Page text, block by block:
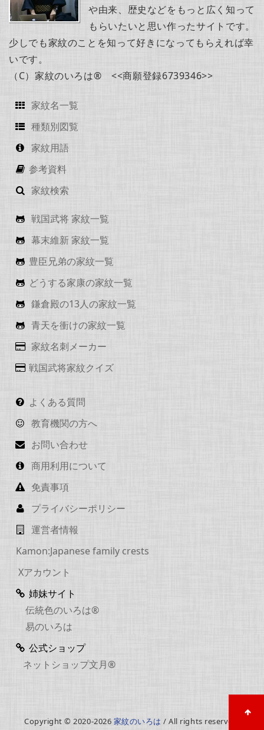
や由来、歴史などをもっと広く知って
もらいたいと思い作ったサイトです。
少しでも家紋のことを知って好きになってもらえれば幸
いです。
（C）家紋のいろは® <<商願登録6739346>>
家紋名一覧
種類別図覧
家紋用語
参考資料
家紋検索
戦国武将 家紋一覧
幕末維新 家紋一覧
豊臣兄弟の家紋一覧
どうする家康の家紋一覧
鎌倉殿の13人の家紋一覧
青天を衝けの家紋一覧
家紋名刺メーカー
戦国武将家紋クイズ
よくある質問
教育機関の方へ
お問い合わせ
商用利用について
免責事項
プライバシーポリシー
運営者情報
Kamon:Japanese family crests
Xアカウント
姉妹サイト
伝統色のいろは®
易のいろは
公式ショップ
ネットショップ文月®
Copyright © 2020-2026 家紋のいろは / All rights reserved.